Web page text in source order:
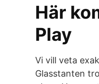
Här
Play
Vi vill veta
Glasstanten